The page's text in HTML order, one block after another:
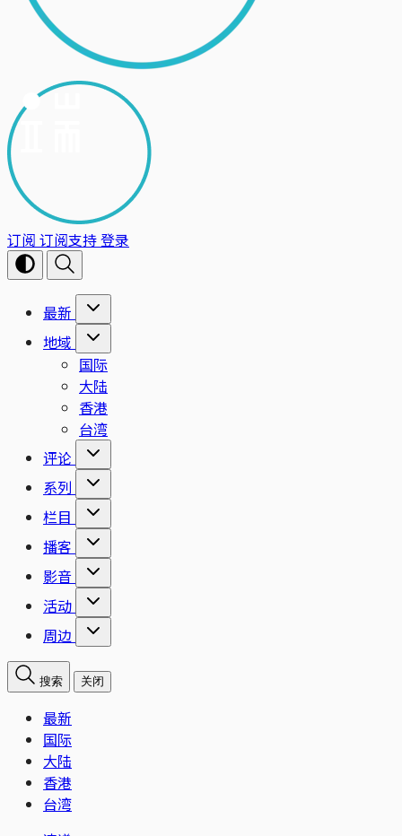
订阅 订阅支持登录
最新
地域
国际
大陆
香港
台湾
评论
系列
栏目
播客
影音
活动
周边
搜索 关闭
最新
国际
大陆
香港
台湾